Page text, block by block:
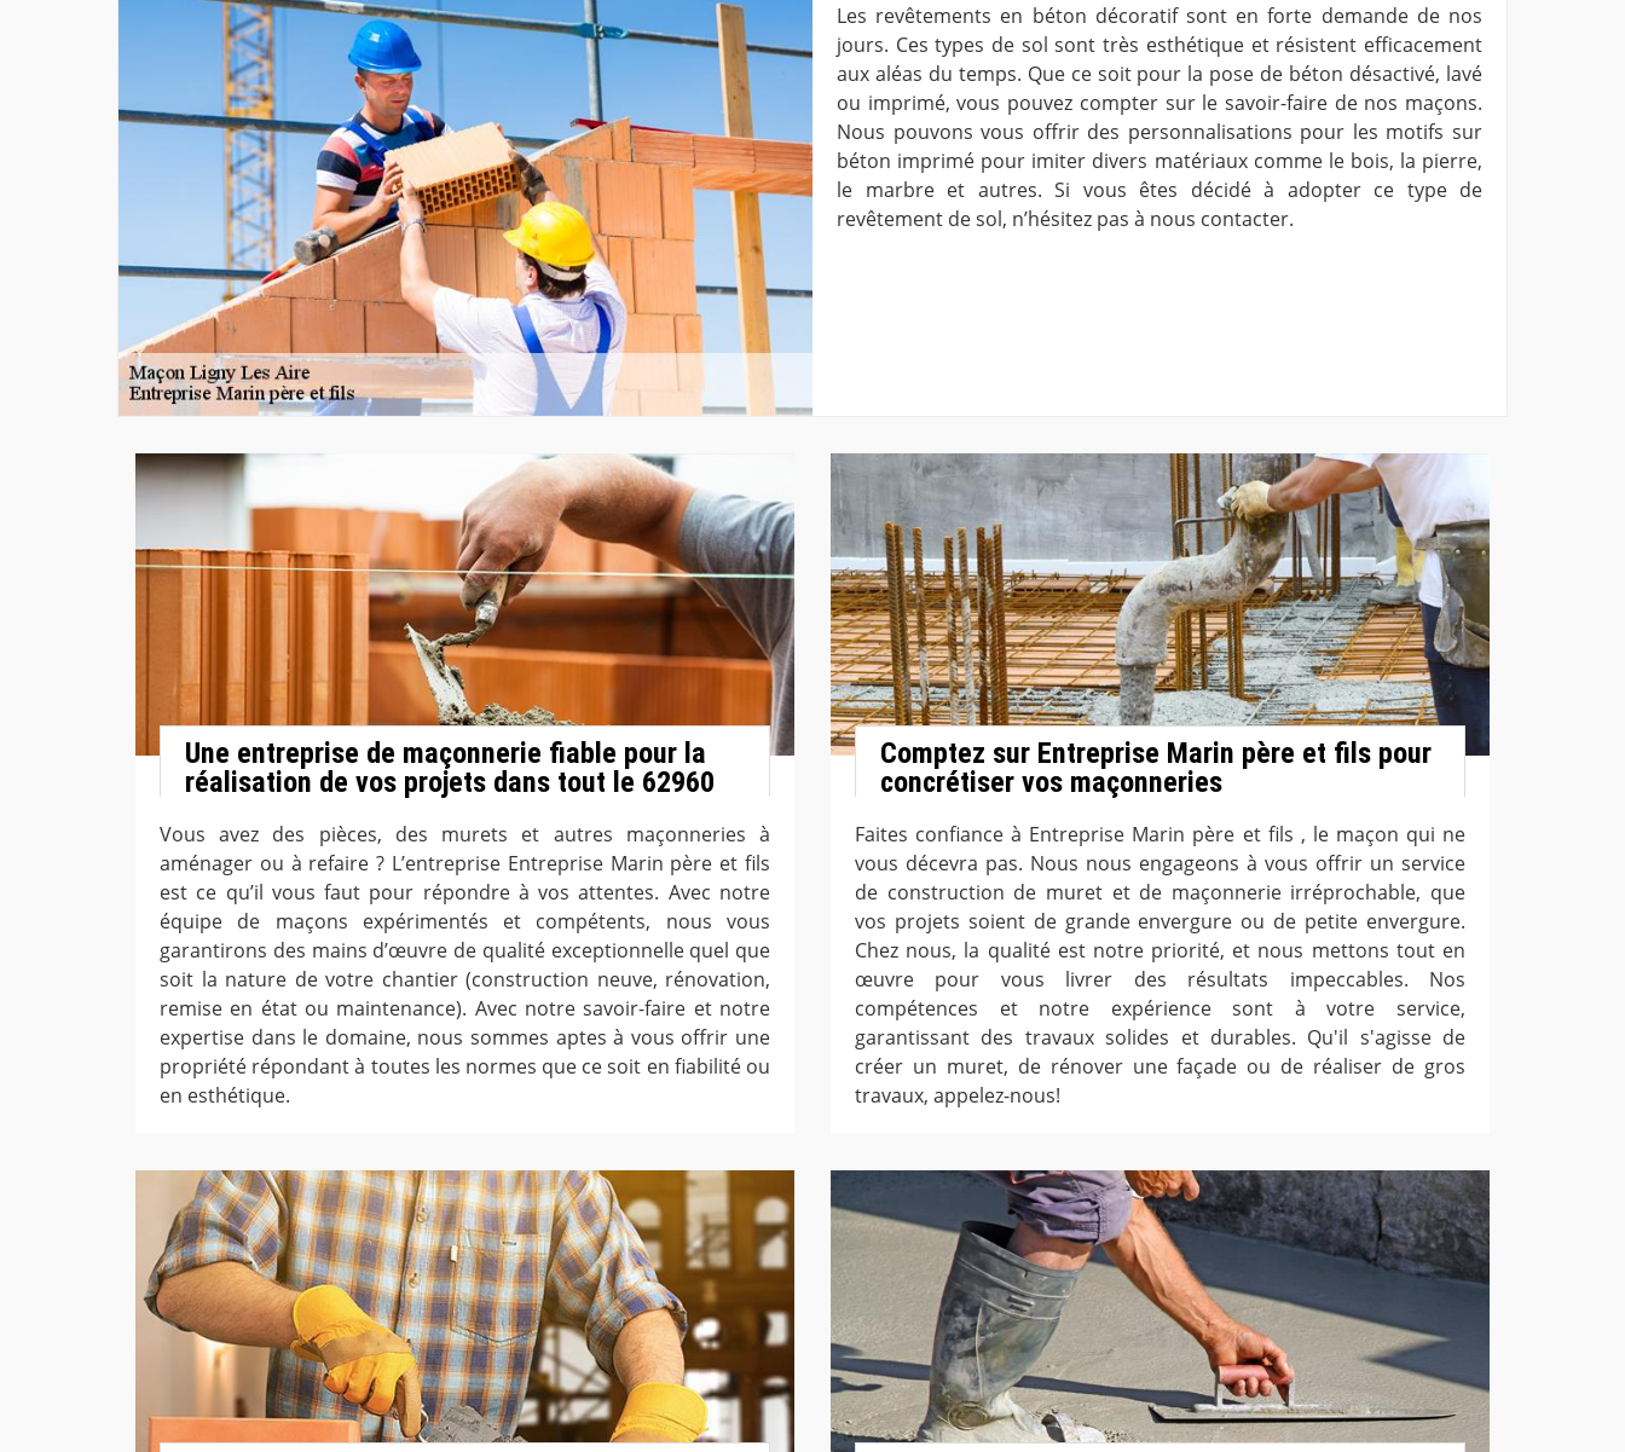
Les revêtements en béton décoratif sont en forte demande de nos
jours. Ces types de sol sont très esthétique et résistent efficacement
aux aléas du temps. Que ce soit pour la pose de béton désactivé, lavé
ou imprimé, vous pouvez compter sur le savoir-faire de nos maçons.
Nous pouvons vous offrir des personnalisations pour les motifs sur
béton imprimé pour imiter divers matériaux comme le bois, la pierre,
le marbre et autres. Si vous êtes décidé à adopter ce type de
revêtement de sol, n’hésitez pas à nous contacter.
Une entreprise de maçonnerie fiable pour la
réalisation de vos projets dans tout le 62960
Vous avez des pièces, des murets et autres maçonneries à
aménager ou à refaire ? L’entreprise Entreprise Marin père et fils
est ce qu’il vous faut pour répondre à vos attentes. Avec notre
équipe de maçons expérimentés et compétents, nous vous
garantirons des mains d’œuvre de qualité exceptionnelle quel que
soit la nature de votre chantier (construction neuve, rénovation,
remise en état ou maintenance). Avec notre savoir-faire et notre
expertise dans le domaine, nous sommes aptes à vous offrir une
propriété répondant à toutes les normes que ce soit en fiabilité ou
en esthétique.
Comptez sur Entreprise Marin père et fils pour
concrétiser vos maçonneries
Faites confiance à Entreprise Marin père et fils , le maçon qui ne
vous décevra pas. Nous nous engageons à vous offrir un service
de construction de muret et de maçonnerie irréprochable, que
vos projets soient de grande envergure ou de petite envergure.
Chez nous, la qualité est notre priorité, et nous mettons tout en
œuvre pour vous livrer des résultats impeccables. Nos
compétences et notre expérience sont à votre service,
garantissant des travaux solides et durables. Qu'il s'agisse de
créer un muret, de rénover une façade ou de réaliser de gros
travaux, appelez-nous!